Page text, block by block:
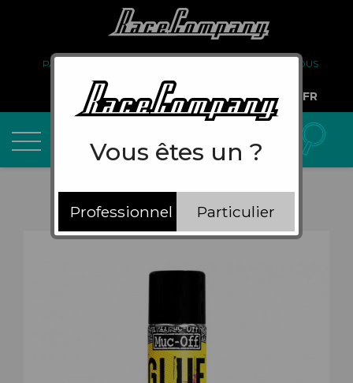
PARTENARIAT
À PROPOS DE NOUS
COMPTE PRO
FR
Vous êtes un ?
Professionnel Particulier